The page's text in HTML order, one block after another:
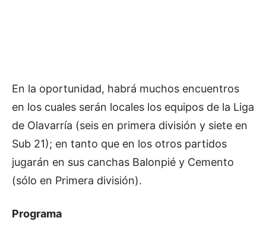
En la oportunidad, habrá muchos encuentros
en los cuales serán locales los equipos de la Liga
de Olavarría (seis en primera división y siete en
Sub 21); en tanto que en los otros partidos
jugarán en sus canchas Balonpié y Cemento
(sólo en Primera división).
Programa